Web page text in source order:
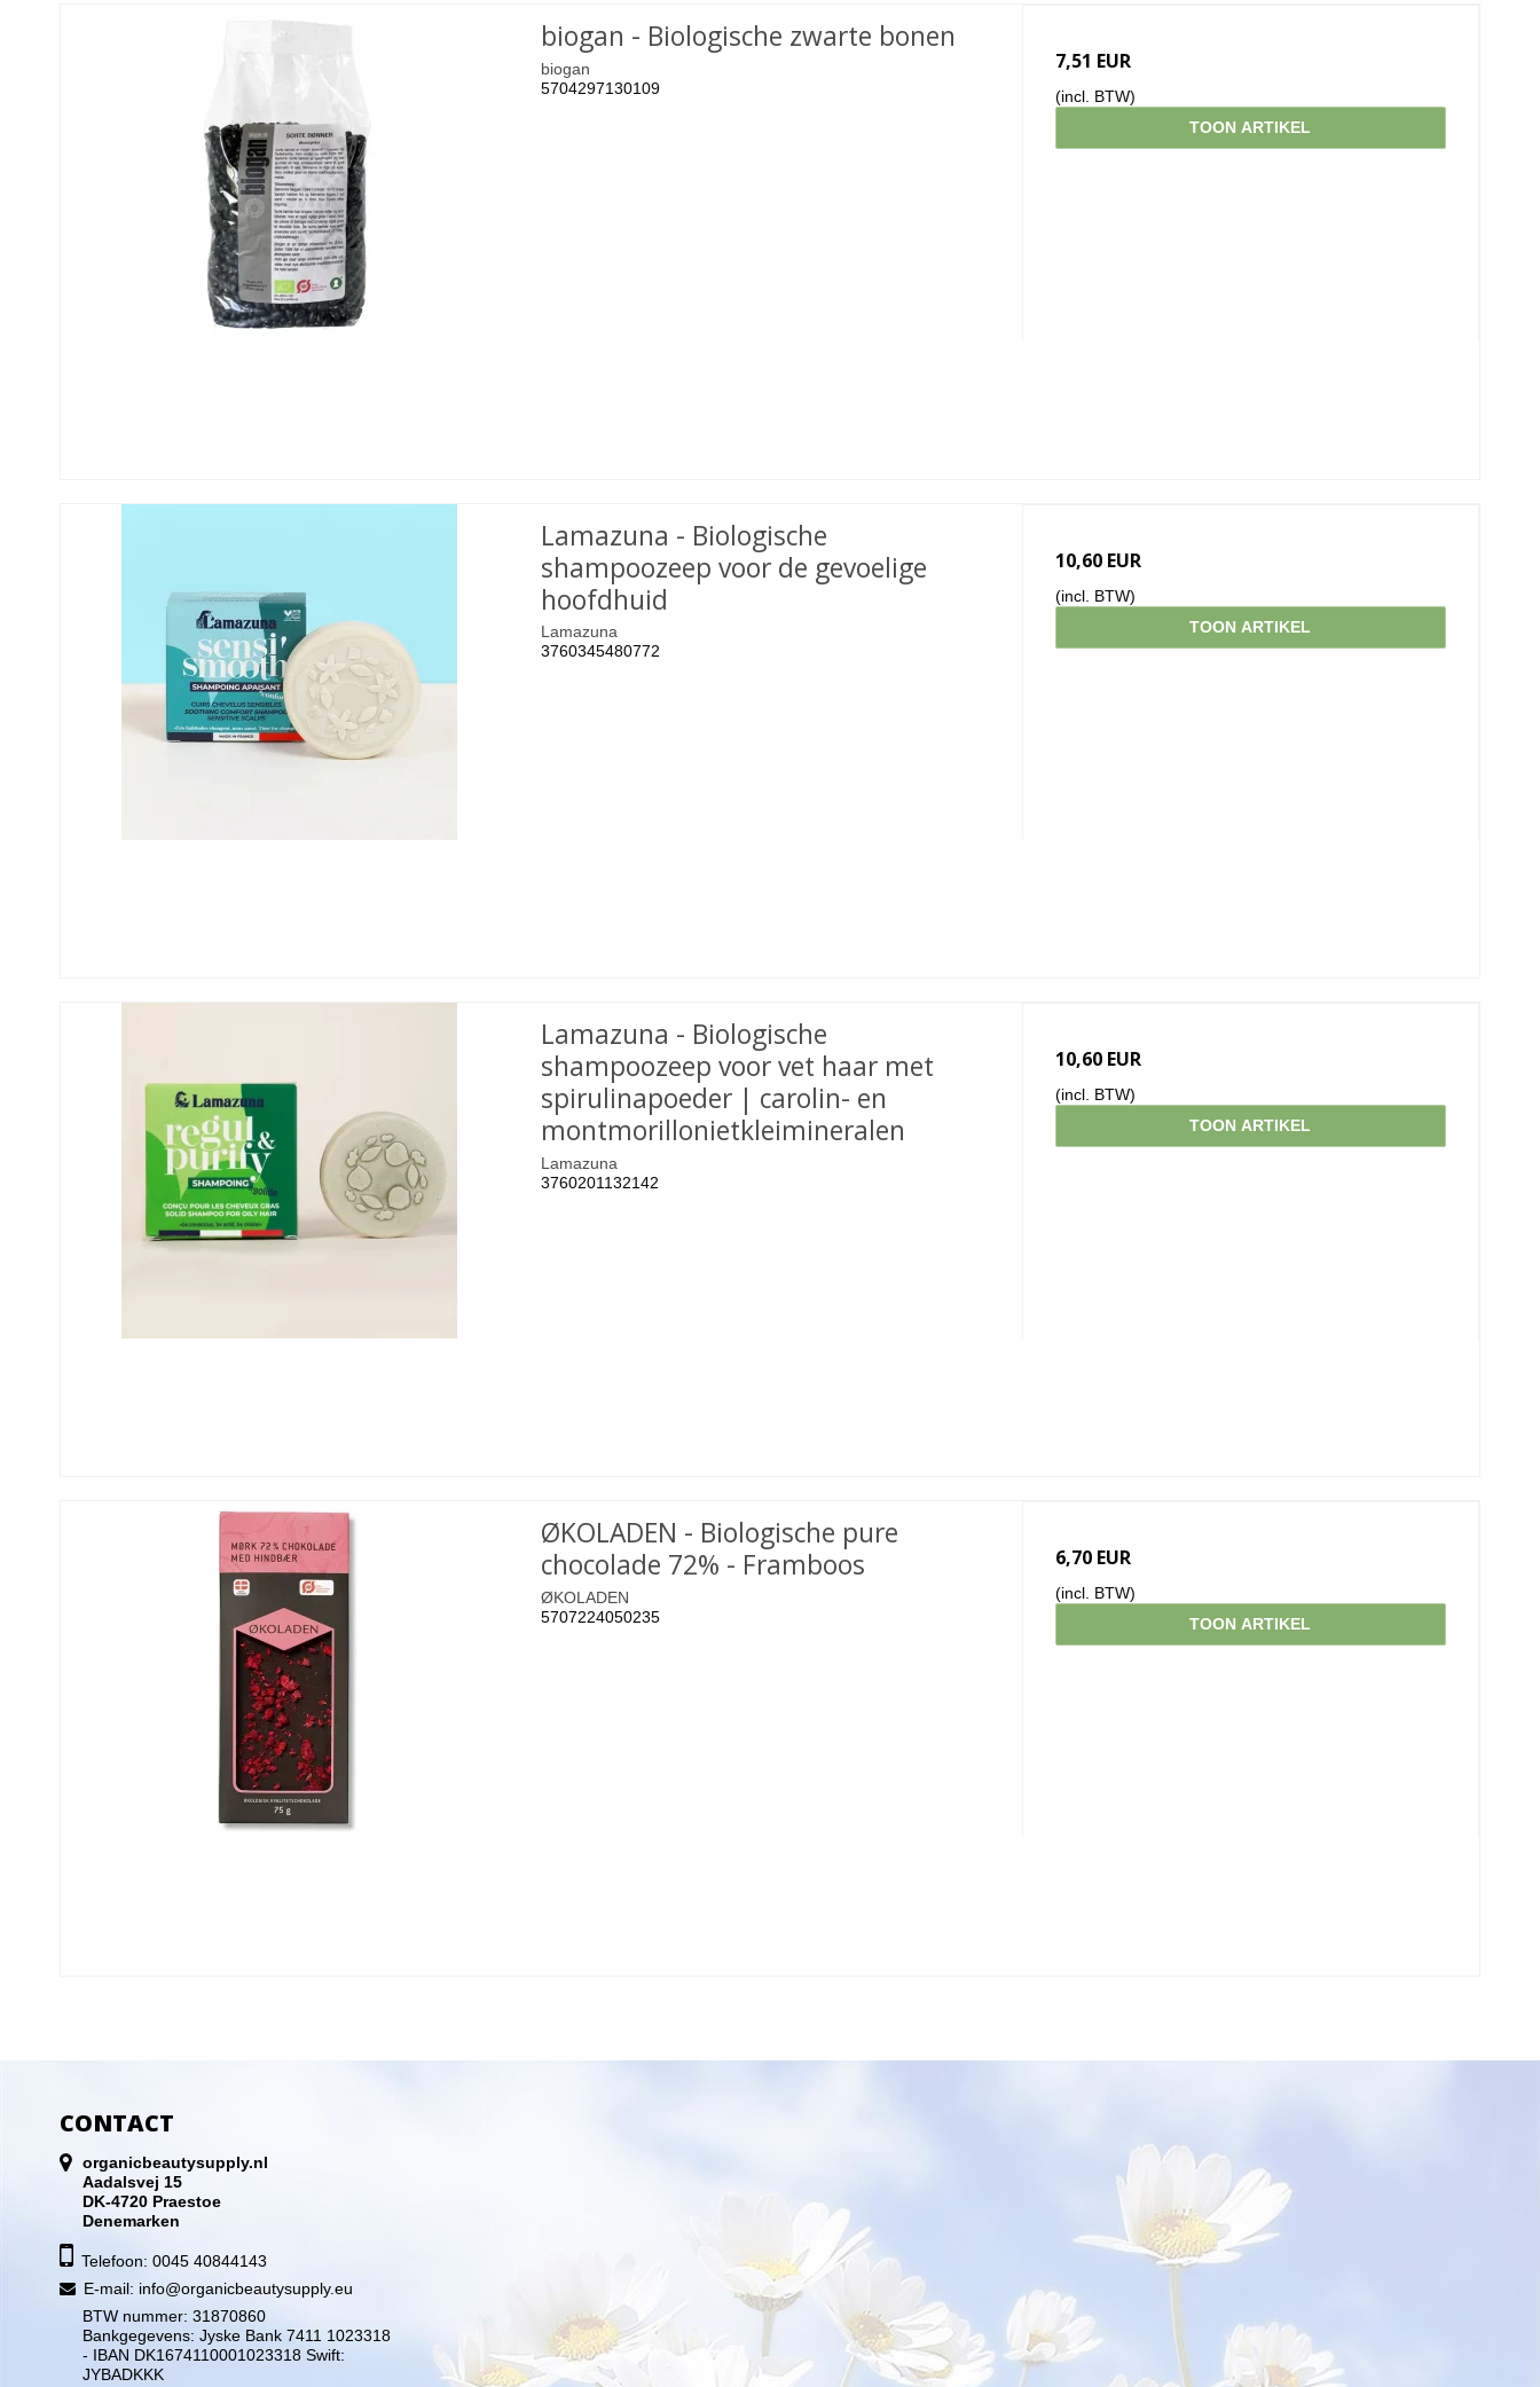
biogan - Biologische zwarte bonen
biogan
5704297130109
7,51 EUR
(incl. BTW)
TOON ARTIKEL
Lamazuna - Biologische
shampoozeep voor de gevoelige
hoofdhuid
Lamazuna
3760345480772
10,60 EUR
(incl. BTW)
TOON ARTIKEL
Lamazuna - Biologische
shampoozeep voor vet haar met
spirulinapoeder | carolin- en
montmorillonietkleimineralen
Lamazuna
3760201132142
10,60 EUR
(incl. BTW)
TOON ARTIKEL
ØKOLADEN - Biologische pure
chocolade 72% - Framboos
ØKOLADEN
5707224050235
6,70 EUR
(incl. BTW)
TOON ARTIKEL
CONTACT
organicbeautysupply.nl
Aadalsvej 15
DK-4720 Praestoe
Denemarken
Telefoon: 0045 40844143
E-mail: info@organicbeautysupply.eu
BTW nummer: 31870860
Bankgegevens: Jyske Bank 7411 1023318
- IBAN DK1674110001023318 Swift:
JYBADKKK